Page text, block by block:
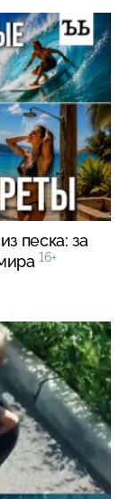
песка: за
16+